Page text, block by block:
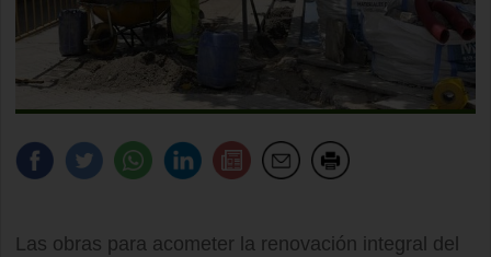
Las obras para acometer la renovación integral del